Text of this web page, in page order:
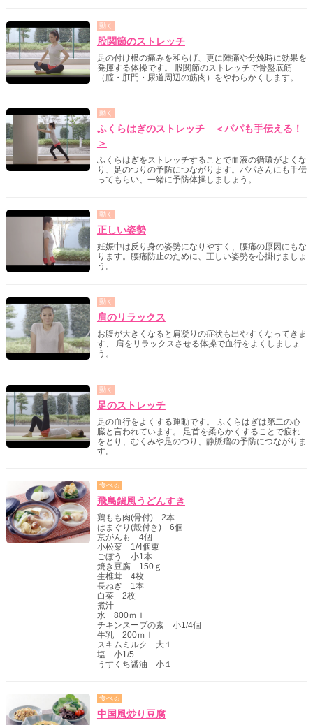
動く
股関節のストレッチ
足の付け根の痛みを和らげ、更に陣痛や分娩時に効果を
発揮する体操です。 股関節のストレッチで骨盤底筋
（腟・肛門・尿道周辺の筋肉）をやわらかくします。
動く
ふくらはぎのストレッチ ＜パパも手伝える！
＞
ふくらはぎをストレッチすることで血液の循環がよくな
り、足のつりの予防につながります。パパさんにも手伝
ってもらい、一緒に予防体操しましょう。
動く
正しい姿勢
妊娠中は反り身の姿勢になりやすく、腰痛の原因にもな
ります。腰痛防止のために、正しい姿勢を心掛けましょ
う。
動く
肩のリラックス
お腹が大きくなると肩凝りの症状も出やすくなってきま
す、 肩をリラックスさせる体操で血行をよくしましょ
う。
動く
足のストレッチ
足の血行をよくする運動です。 ふくらはぎは第二の心
臓と言われています。 足首を柔らかくすることで疲れ
をとり、むくみや足のつり、静脈瘤の予防につながりま
す。
食べる
飛鳥鍋風うどんすき
鶏もも肉(骨付) 2本
はまぐり(殻付き) 6個
京がんも 4個
小松菜 1/4個束
ごぼう 小1本
焼き豆腐 150ｇ
生椎茸 4枚
長ねぎ 1本
白菜 2枚
煮汁
水 800ｍｌ
チキンスープの素 小1/4個
牛乳 200ｍｌ
スキムミルク 大１
塩 小1/5
うすくち醤油 小１
食べる
中国風炒り豆腐